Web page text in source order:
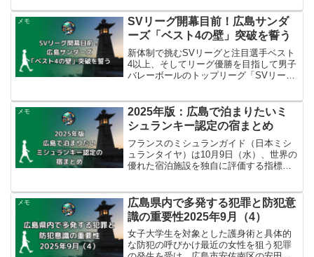
「ダムに飛び込んだようだ」という通報
が関係者...
メモ
SVリーグ開幕目前！広島サンダ
ーズ「ベスト4の壁」突破を誓う
新体制で挑むSVリーグと注目選手ベスト
4以上、そしてリーグ優勝を目指して男子
バレーボールのトップリーグ「SVリー
ファイナルラウンドベスト4以上、そして
頂点を目指すこ...
メモ
2025年版：広島で泊まりたいミ
シュランキー認定の宿まとめ
フランスのミシュランガイド（日本ミシ
ュランタイヤ）は10月9日（水）、世界の
優れた宿泊施設を独自に評価する指標
（鍵）の数で評価されるこの国際的な格
付けにおいて、広島県から...
メモ
広島県内で多発する犯罪と防犯意
識の重要性2025年9月（4）
女子大学生を対象とした護身術と具体的
な防犯の呼びかけ最近の女性を狙う犯罪